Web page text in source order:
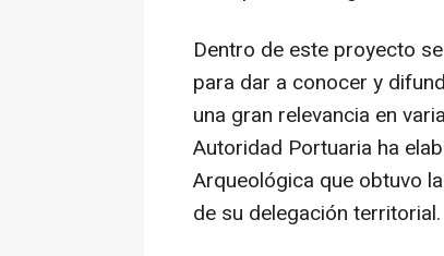
Dentro de este proyecto
para dar a conocer y
una gran relevancia en
Autoridad Portuaria ha
Arqueológica que obtuvo
de su delegación territorial.